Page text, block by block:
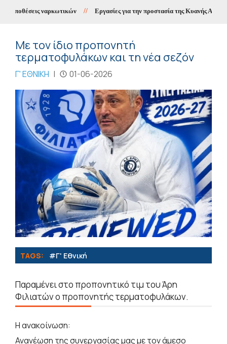
ναρκωτικών // Εργασίες για την προστασία της Κυανής Ακτής
Με τον ίδιο προπονητή
τερματοφυλάκων και τη νέα σεζόν
Γ' ΕΘΝΙΚΗ | 01-06-2026
TAGS: #Γ' Εθνική
Παραμένει στο προπονητικό τιμ του Άρη
Φιλιατών ο προπονητής τερματοφυλάκων.
Η ανακοίνωση:
Ανανέωση της συνεργασίας μας με τον άμεσο